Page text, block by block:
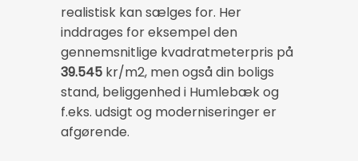
realistisk kan sælges for. Her
inddrages for eksempel den
gennemsnitlige kvadratmeterpris på
39.545 kr/m2, men også din boligs
stand, beliggenhed i Humlebæk og
f.eks. udsigt og moderniseringer er
afgørende.